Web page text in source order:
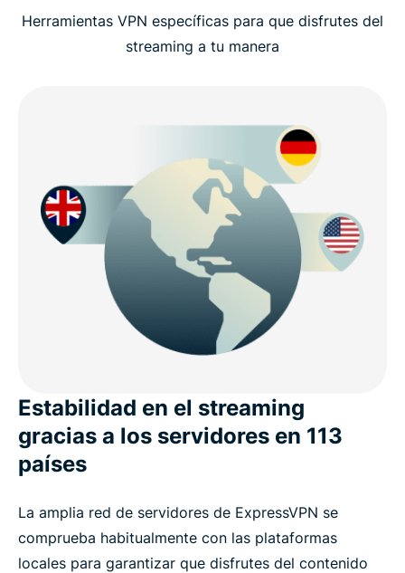
Herramientas VPN específicas para que disfrutes del
streaming a tu manera
Estabilidad en el streaming
gracias a los servidores en 113
países
La amplia red de servidores de ExpressVPN se
comprueba habitualmente con las plataformas
locales para garantizar que disfrutes del contenido